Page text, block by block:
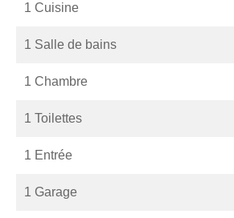
1 Cuisine
1 Salle de bains
1 Chambre
1 Toilettes
1 Entrée
1 Garage